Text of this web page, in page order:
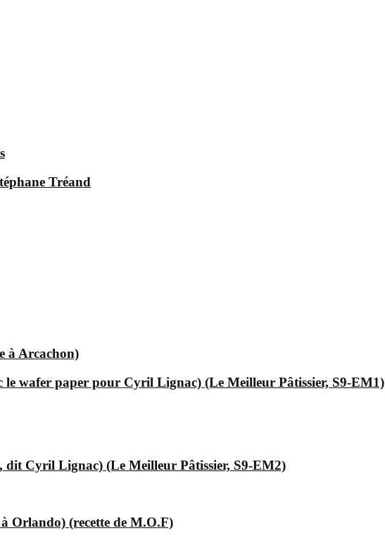
Tréand
à Arcachon)
le wafer paper pour Cyril Lignac) (Le Meilleur Pâtissier, S9-EM1)
dit Cyril Lignac) (Le Meilleur Pâtissier, S9-EM2)
Orlando) (recette de M.O.F)